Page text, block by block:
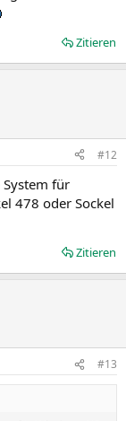
Zitieren
#12
System für
478 oder Sockel
Zitieren
#13